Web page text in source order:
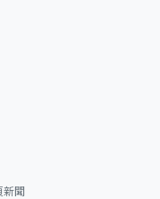
新聞